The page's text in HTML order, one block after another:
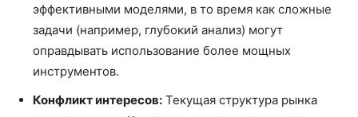
эффективными моделями, в то время как сложные
задачи (например, глубокий анализ) могут
оправдывать использование более мощных
инструментов.
Конфликт интересов: Текущая структура рынка